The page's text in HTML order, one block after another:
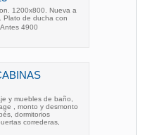
1200x800. Nueva a
Plato de ducha con
4900
y muebles de baño,
, monto y desmonto
dormitorios
correderas,